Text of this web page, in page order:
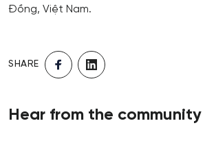
SHARE
Đồng, Việt Nam.
Hear from the community